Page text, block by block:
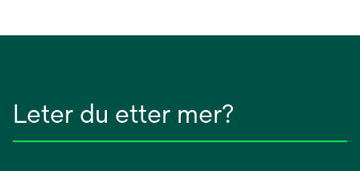
Leter du etter mer?